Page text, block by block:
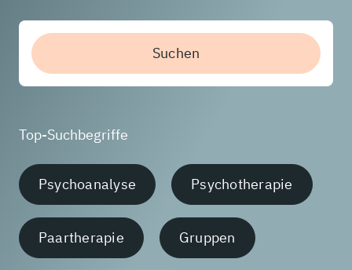
Suchen
Top-Suchbegriffe
Psychoanalyse Psychotherapie
Paartherapie Gruppen